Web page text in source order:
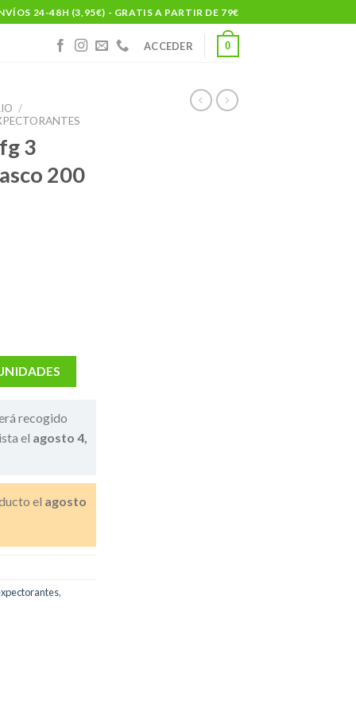
24-48H (3,95€) - GRATIS A PARTIR DE 79€
ACCEDER 0
/
3
200
recogido
el agosto 4,
el agosto
,